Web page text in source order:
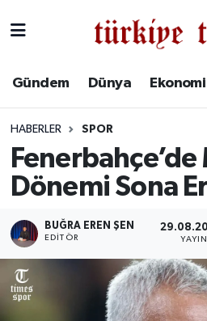
Gündem Dünya Ekonomi
HABERLER SPOR
Dönemi Sona
BUĞRA EREN ŞEN
EDITÖR
Spor
Savunma - Teknoloji
Kültür - Sanat
Tüm Manşetler
Son Dakika Haberleri
Haber Arşivi